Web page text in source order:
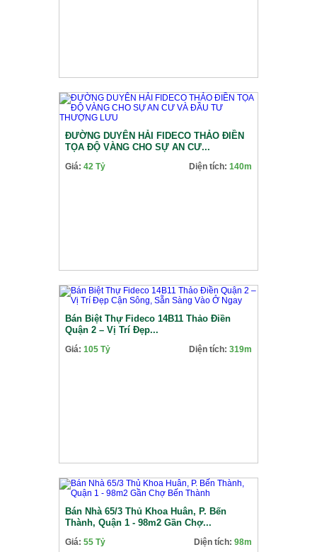
ĐƯỜNG DUYÊN HẢI FIDECO THẢO ĐIỀN
TỌA ĐỘ VÀNG CHO SỰ AN CƯ...
Giá: 42 Tỷ Diện tích: 140m
Bán Biệt Thự Fideco 14B11 Thảo Điền
Quận 2 – Vị Trí Đẹp...
Giá: 105 Tỷ Diện tích: 319m
Bán Nhà 65/3 Thủ Khoa Huân, P. Bến
Thành, Quận 1 - 98m2 Gần Chợ...
Giá: 55 Tỷ Diện tích: 98m